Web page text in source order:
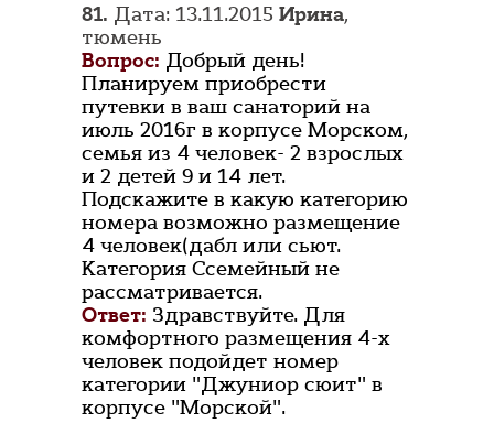
81. Дата: 13.11.2015 Ирина,
тюмень
Вопрос: Добрый день!
Планируем приобрести
путевки в ваш санаторий на
июль 2016г в корпусе Морском,
семья из 4 человек- 2 взрослых
и 2 детей 9 и 14 лет.
Подскажите в какую категорию
номера возможно размещение
4 человек(дабл или сьют.
Категория Ссемейный не
рассматривается.
Ответ: Здравствуйте. Для
комфортного размещения 4-х
человек подойдет номер
категории "Джуниор сюит" в
корпусе "Морской".